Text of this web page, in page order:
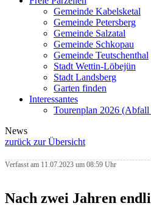
Gemeinde Kabelsketal
Gemeinde Petersberg
Gemeinde Salzatal
Gemeinde Schkopau
Gemeinde Teutschenthal
Stadt Wettin-Löbejün
Stadt Landsberg
Garten finden
Interessantes
Tourenplan 2026
News
zurück zur Übersicht
Verfasst am 11.07.2023 um 08:59 Uhr
Nach zwei Jahren